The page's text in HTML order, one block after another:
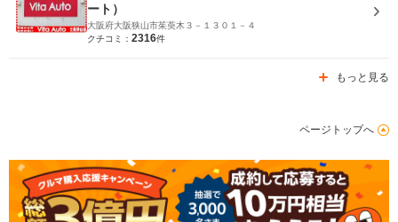
ート）
大阪府大阪狭山市茱萸木３－１３０１－４
クチコミ： 2316件
もっと見る
ページトップへ